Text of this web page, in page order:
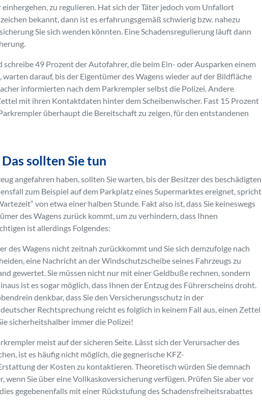
zu regulieren. Hat sich der Täter jedoch vom Unfallort
bekannt, dann ist es erfahrungsgemäß schwierig bzw. nahezu
Sie sich wenden könnten. Eine Schadensregulierung läuft dann
schreibe 49 Prozent der Autofahrer, die beim Ein- oder Ausparken einem
warten darauf, bis der Eigentümer des Wagens wieder auf der Bildfläche
informierten nach dem Parkrempler selbst die Polizei. Andere
mit ihren Kontaktdaten hinter dem Scheibenwischer. Fast 15 Prozent
überhaupt die Bereitschaft zu zeigen, für den entstandenen
sollten Sie tun
angefahren haben, sollten Sie warten, bis der Besitzer des beschädigten
zum Beispiel auf dem Parkplatz eines Supermarktes ereignet, spricht
von etwa einer halben Stunde. Fakt also ist, dass Sie keineswegs
des Wagens zurück kommt, um zu verhindern, dass Ihnen
ist allerdings Folgendes:
des Wagens nicht zeitnah zurückkommt und Sie sich demzufolge nach
eine Nachricht an der Windschutzscheibe seines Fahrzeugs zu
gewertet. Sie müssen nicht nur mit einer Geldbuße rechnen, sondern
ist es sogar möglich, dass Ihnen der Entzug des Führerscheins droht.
denkbar, dass Sie den Versicherungsschutz in der
Rechtsprechung reicht es folglich in keinem Fall aus, einen Zettel
sicherheitshalber immer die Polizei!
meist auf der sicheren Seite. Lässt sich der Verursacher des
ist es häufig nicht möglich, die gegnerische KFZ-
der Kosten zu kontaktieren. Theoretisch würden Sie demnach
wenn Sie über eine Vollkaskoversicherung verfügen. Prüfen Sie aber vor
gegebenenfalls mit einer Rückstufung des Schadensfreiheitsrabattes